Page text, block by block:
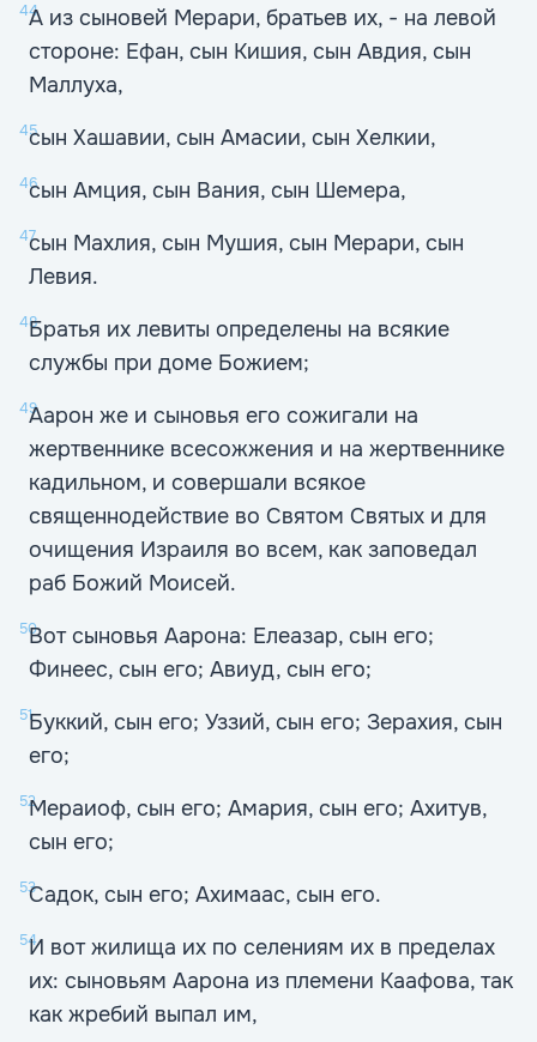
44А из сыновей Мерари, братьев их, - на левой
стороне: Ефан, сын Кишия, сын Авдия, сын
Маллуха,
45сын Хашавии, сын Амасии, сын Хелкии,
46сын Амция, сын Вания, сын Шемера,
47сын Махлия, сын Мушия, сын Мерари, сын
Левия.
48Братья их левиты определены на всякие
службы при доме Божием;
49Аарон же и сыновья его сожигали на
жертвеннике всесожжения и на жертвеннике
кадильном, и совершали всякое
священнодействие во Святом Святых и для
очищения Израиля во всем, как заповедал
раб Божий Моисей.
50Вот сыновья Аарона: Елеазар, сын его;
Финеес, сын его; Авиуд, сын его;
51Буккий, сын его; Уззий, сын его; Зерахия, сын
его;
52Мераиоф, сын его; Амария, сын его; Ахитув,
сын его;
53Садок, сын его; Ахимаас, сын его.
54И вот жилища их по селениям их в пределах
их: сыновьям Аарона из племени Каафова, так
как жребий выпал им,